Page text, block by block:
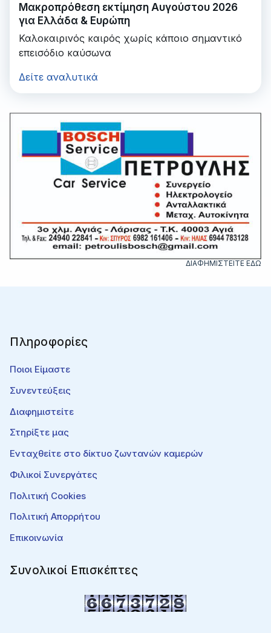
Μακροπρόθεση εκτίμηση Αυγούστου 2026
για Ελλάδα & Ευρώπη
Καλοκαιρινός καιρός χωρίς κάποιο σημαντικό
επεισόδιο καύσωνα
Δείτε αναλυτικά
ΔΙΑΦΗΜΙΣΤΕΙΤΕ ΕΔΩ
Πληροφορίες
Ποιοι Είμαστε
Συνεντεύξεις
Διαφημιστείτε
Στηρίξτε μας
Ενταχθείτε στο δίκτυο ζωντανών καμερών
Φιλικοί Συνεργάτες
Πολιτική Cookies
Πολιτική Απορρήτου
Επικοινωνία
Συνολικοί Επισκέπτες